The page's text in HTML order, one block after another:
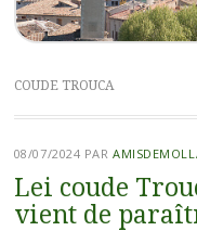
COUDE TROUCA
08/07/2024 PAR
Lei coude
vient de